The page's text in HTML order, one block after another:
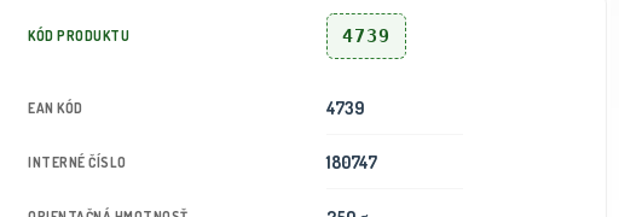
KÓD PRODUKTU 4739
EAN KÓD 4739
INTERNÉ ČÍSLO 180747